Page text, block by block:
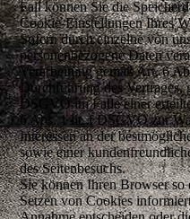
Fall können Sie die
Cookie-Einstellungen Ihres
Sofern durch einzelne von
personenbezogene Daten
Verarbeitung gemäß Art. 6
Durchführung des
DSGVO im Falle einer
6 Abs. 1 lit. f DSGVO zur
Interessen an der
sowie einer
des Seitenbesuchs.
Sie können Ihren Browser so
Setzen von Cookies